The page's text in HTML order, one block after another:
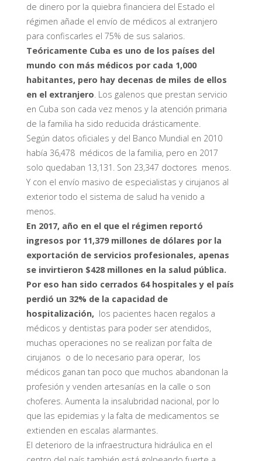
de dinero por la quiebra financiera del Estado el
régimen añade el envío de médicos al extranjero
para confiscarles el 75% de sus salarios.
Teóricamente Cuba es uno de los países del
mundo con más médicos por cada 1,000
habitantes, pero hay decenas de miles de ellos
en el extranjero . Los galenos que prestan servicio
en Cuba son cada vez menos y la atención primaria
de la familia ha sido reducida drásticamente.
Según datos oficiales y del Banco Mundial en 2010
había 36,478 médicos de la familia, pero en 2017
solo quedaban 13,131. Son 23,347 doctores menos.
Y con el envío masivo de especialistas y cirujanos al
exterior todo el sistema de salud ha venido a
menos.
En 2017, año en el que el régimen reportó
ingresos por 11,379 millones de dólares por la
exportación de servicios profesionales, apenas
se invirtieron $428 millones en la salud pública.
Por eso han sido cerrados 64 hospitales y el país
perdió un 32% de la capacidad de
hospitalización, los pacientes hacen regalos a
médicos y dentistas para poder ser atendidos,
muchas operaciones no se realizan por falta de
cirujanos o de lo necesario para operar, los
médicos ganan tan poco que muchos abandonan la
profesión y venden artesanías en la calle o son
choferes. Aumenta la insalubridad nacional, por lo
que las epidemias y la falta de medicamentos se
extienden en escalas alarmantes.
El deterioro de la infraestructura hidráulica en el